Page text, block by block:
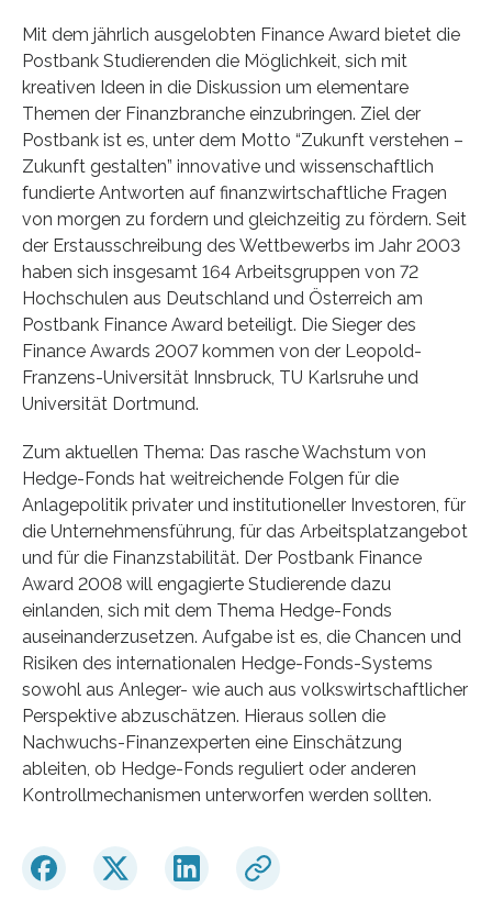
Mit dem jährlich ausgelobten Finance Award bietet die
Postbank Studierenden die Möglichkeit, sich mit
kreativen Ideen in die Diskussion um elementare
Themen der Finanzbranche einzubringen. Ziel der
Postbank ist es, unter dem Motto “Zukunft verstehen –
Zukunft gestalten” innovative und wissenschaftlich
fundierte Antworten auf finanzwirtschaftliche Fragen
von morgen zu fordern und gleichzeitig zu fördern. Seit
der Erstausschreibung des Wettbewerbs im Jahr 2003
haben sich insgesamt 164 Arbeitsgruppen von 72
Hochschulen aus Deutschland und Österreich am
Postbank Finance Award beteiligt. Die Sieger des
Finance Awards 2007 kommen von der Leopold-
Franzens-Universität Innsbruck, TU Karlsruhe und
Universität Dortmund.
Zum aktuellen Thema: Das rasche Wachstum von
Hedge-Fonds hat weitreichende Folgen für die
Anlagepolitik privater und institutioneller Investoren, für
die Unternehmensführung, für das Arbeitsplatzangebot
und für die Finanzstabilität. Der Postbank Finance
Award 2008 will engagierte Studierende dazu
einlanden, sich mit dem Thema Hedge-Fonds
auseinanderzusetzen. Aufgabe ist es, die Chancen und
Risiken des internationalen Hedge-Fonds-Systems
sowohl aus Anleger- wie auch aus volkswirtschaftlicher
Perspektive abzuschätzen. Hieraus sollen die
Nachwuchs-Finanzexperten eine Einschätzung
ableiten, ob Hedge-Fonds reguliert oder anderen
Kontrollmechanismen unterworfen werden sollten.